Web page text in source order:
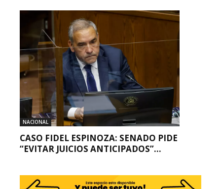
NACIONAL
CASO FIDEL ESPINOZA: SENADO PIDE
“EVITAR JUICIOS ANTICIPADOS”...